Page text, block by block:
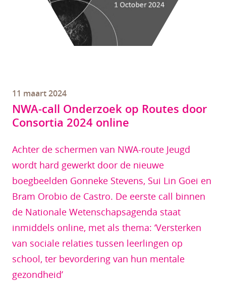
11 maart 2024
NWA-call Onderzoek op Routes door
Consortia 2024 online
Achter de schermen van NWA-route Jeugd
wordt hard gewerkt door de nieuwe
boegbeelden Gonneke Stevens, Sui Lin Goei en
Bram Orobio de Castro. De eerste call binnen
de Nationale Wetenschapsagenda staat
inmiddels online, met als thema: ‘Versterken
van sociale relaties tussen leerlingen op
school, ter bevordering van hun mentale
gezondheid’